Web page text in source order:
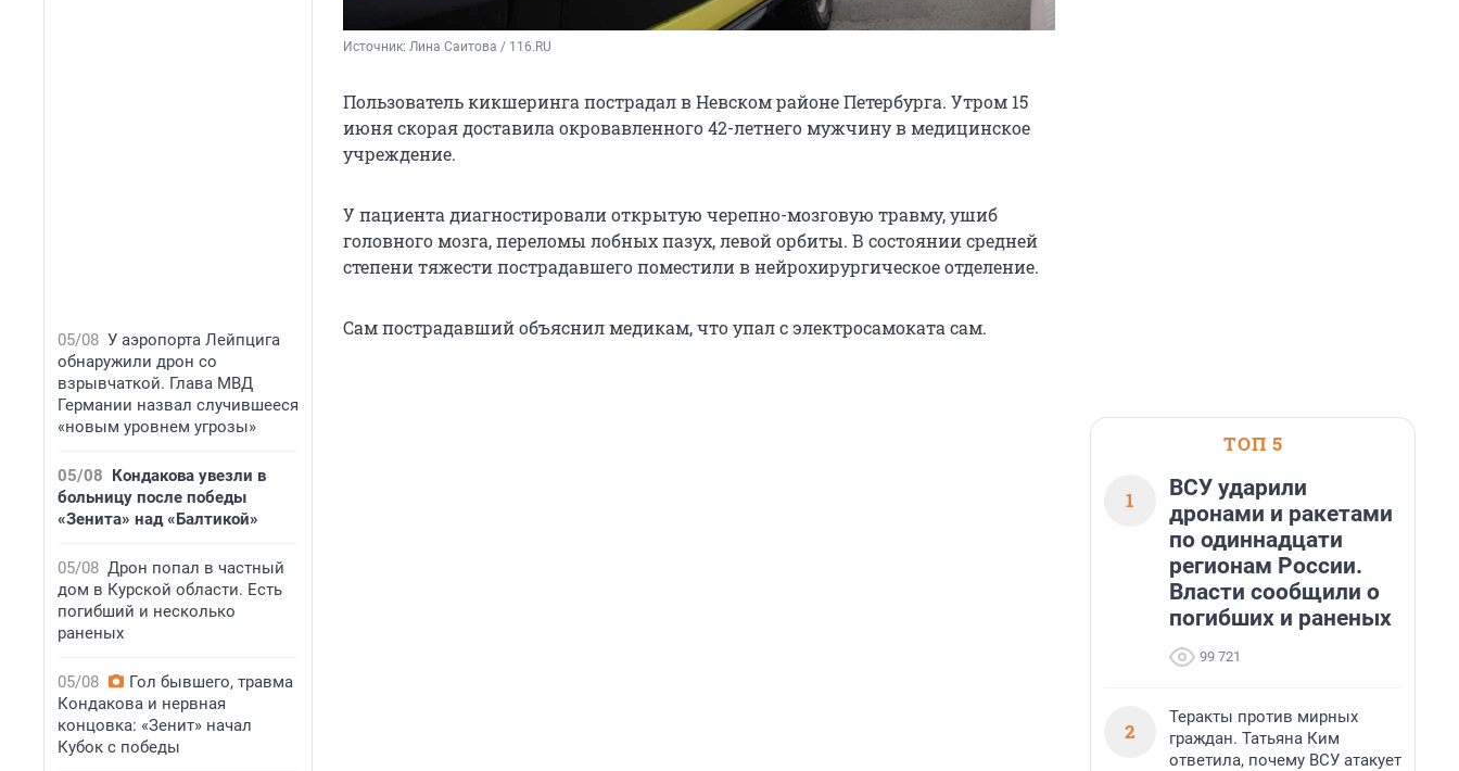
05/08 У аэропорта Лейпцига
обнаружили дрон со
взрывчаткой. Глава МВД
Германии назвал случившееся
«новым уровнем угрозы»
05/08 Кондакова увезли в
больницу после победы
«Зенита» над «Балтикой»
05/08 Дрон попал в частный
дом в Курской области. Есть
погибший и несколько
раненых
05/08
Гол бывшего, травма
Кондакова и нервная
концовка: «Зенит» начал
Кубок с победы
Источник: Лина Саитова / 116.RU
Пользователь кикшеринга пострадал в Невском районе Петербурга. Утром 15
июня скорая доставила окровавленного 42-летнего мужчину в медицинское
учреждение.
У пациента диагностировали открытую черепно-мозговую травму, ушиб
головного мозга, переломы лобных пазух, левой орбиты. В состоянии средней
степени тяжести пострадавшего поместили в нейрохирургическое отделение.
Сам пострадавший объяснил медикам, что упал с электросамоката сам.
ТОП 5
1
ВСУ ударили
дронами и ракетами
по одиннадцати
регионам России.
Власти сообщили о
погибших и раненых
99 721
2
Теракты против мирных
граждан. Татьяна Ким
ответила, почему ВСУ атакует